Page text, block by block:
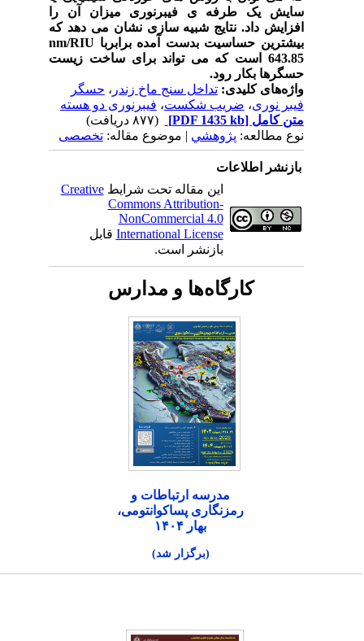
سایش یک طرفه ی فیبرنوری میزان آن را
افزایش داد. نتایج شبیه سازی نشان می دهد که
بیشترین حساسیت بدست آمده برابرباnm/RIU
643.85 است که می تواند برای ساخت زیست
حسگرها بکار رود.
واژه‌های کلیدی:تداخل سنج ماخ زندر، حسگر
فیبر نوری،ضریب شکست،فیبرنوری دو هسته
متن کامل[PDF 1435 kb]
نوع مطالعه:پژوهشي| موضوع مقاله:تخصصی
بازنشر اطلاعات
این مقاله تحت شرایطCreative
Commons Attribution-
NonCommercial 4.0
International Licenseقابل
بازنشر است.
کارگاه‌ها و مدارس
مدرسه ارتباطات و
رمزنگاری پساکوانتومی،
بهار ۱۴۰۴
(برگزار شد)